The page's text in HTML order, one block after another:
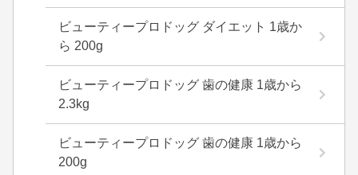
ビューティープロドッグ ダイエット 1歳か
ら 200g
ビューティープロドッグ 歯の健康 1歳から
2.3kg
ビューティープロドッグ 歯の健康 1歳から
200g